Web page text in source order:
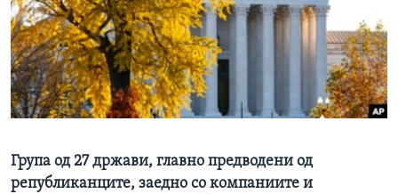
ИНТЕРВЈУА
Јазици
Група од 27 држави, главно предводени од
републиканците, заедно со компаниите и